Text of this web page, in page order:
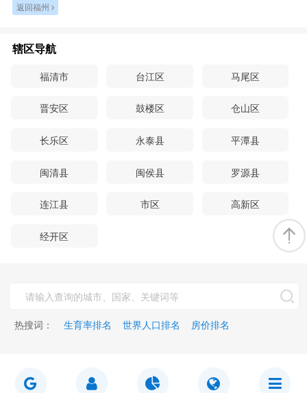
返回福州
辖区导航
福清市 台江区 马尾区
晋安区 鼓楼区 仓山区
长乐区 永泰县 平潭县
闽清县 闽侯县 罗源县
连江县 市区 高新区
经开区
热搜词： 生育率排名 世界人口排名 房价排名